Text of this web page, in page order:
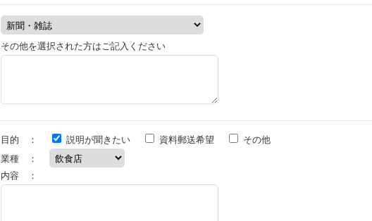
その他を選択された方はご記入ください
目的 ： 説明が聞きたい 資料郵送希望
その他
業種 ：
内容 ：